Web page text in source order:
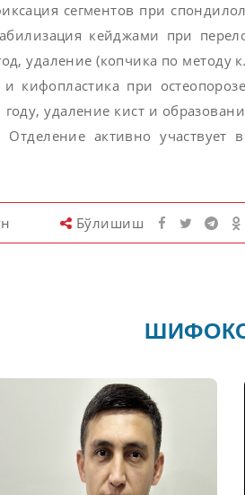
сегментов при
кейджами при
удаление (копчика по методу
кифопластика при
удаление кист и
активно
Бўлишиш